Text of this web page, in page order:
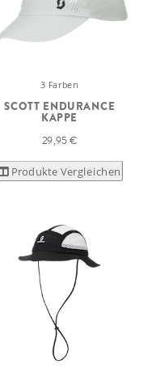
3 Farben
SCOTT ENDURANCE
KAPPE
29,95 €
Produkte Vergleichen